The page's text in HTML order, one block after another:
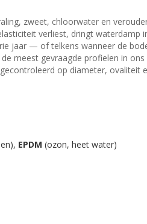
zweet, chloorwater en
verliest, dringt waterdamp
jaar — of telkens wanneer de
gevraagde profielen in
op diameter, ovaliteit
EPDM (ozon, heet water)